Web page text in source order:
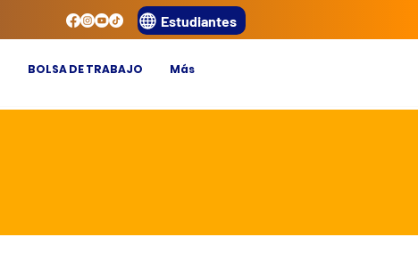
Estudiantes
BOLSA DE TRABAJO Más